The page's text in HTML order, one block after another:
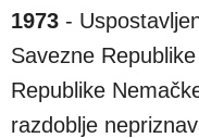
1973 -
Savezne
Republike
razdoblje